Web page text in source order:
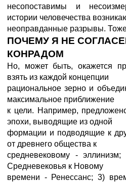
несопоставимы и
истории человечества
неоправданные разрывы. Тоже
ПОЧЕМУ Я НЕ
КОНРАДОМ
Но, может быть, окажется
взять из каждой концепции
рациональное зерно и
максимальное приближение
к цели. Например,
эпохи, выводящие из одной
формации и подводящие к
от древнего общества к
средневековому -
Средневековья к Новому
времени - Ренессанс; 3)